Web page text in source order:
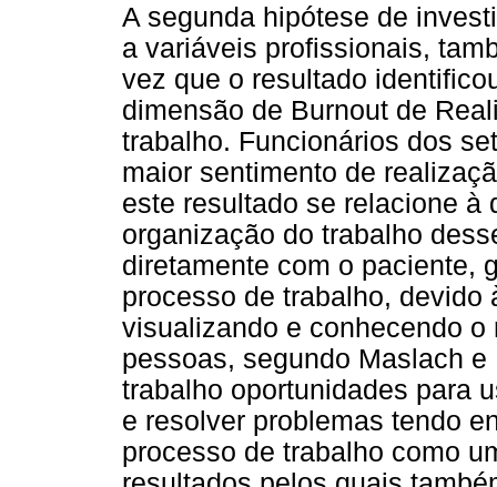
A segunda hipótese de
a variáveis profissionais,
vez que o resultado
dimensão de Burnout de
trabalho. Funcionários dos
maior sentimento de
este resultado se relacione à
organização do trabalho
diretamente com o paciente,
processo de trabalho, devido
visualizando e conhecendo
pessoas, segundo Maslach
trabalho oportunidades para
e resolver problemas tendo
processo de trabalho como